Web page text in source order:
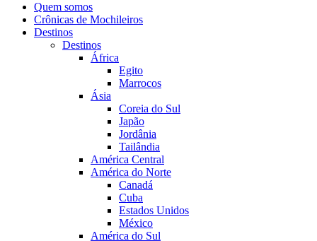
Quem somos
Crônicas de Mochileiros
Destinos
Destinos
África
Egito
Marrocos
Ásia
Coreia do Sul
Japão
Jordânia
Tailândia
América Central
América do Norte
Canadá
Cuba
Estados Unidos
México
América do Sul